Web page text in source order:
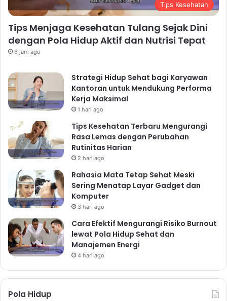
Tips Kesehatan
Tips Menjaga Kesehatan Tulang Sejak Dini
dengan Pola Hidup Aktif dan Nutrisi Tepat
6 jam ago
Strategi Hidup Sehat bagi Karyawan
Kantoran untuk Mendukung Performa
Kerja Maksimal
1 hari ago
Tips Kesehatan Terbaru Mengurangi
Rasa Lemas dengan Perubahan
Rutinitas Harian
2 hari ago
Rahasia Mata Tetap Sehat Meski
Sering Menatap Layar Gadget dan
Komputer
3 hari ago
Cara Efektif Mengurangi Risiko Burnout
lewat Pola Hidup Sehat dan
Manajemen Energi
4 hari ago
Pola Hidup